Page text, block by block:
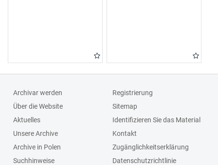
Archivar werden
Über die Website
Aktuelles
Unsere Archive
Archive in Polen
Suchhinweise
Registrierung
Sitemap
Identifizieren Sie das Material
Kontakt
Zugänglichkeitserklärung
Datenschutzrichtlinie